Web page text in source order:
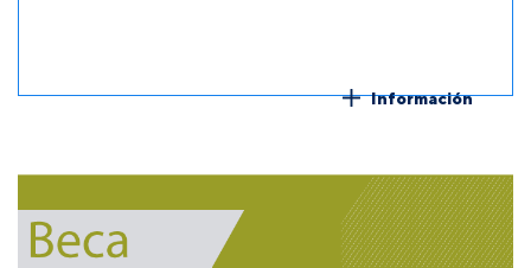
Información